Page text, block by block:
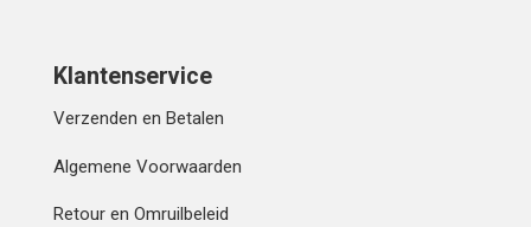
Klantenservice
Verzenden en Betalen
Algemene Voorwaarden
Retour en Omruilbeleid